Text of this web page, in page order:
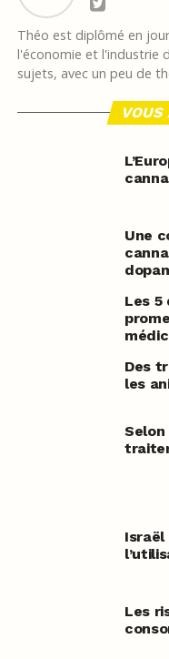
Théo est diplômé en
l'économie et l'industrie
sujets, avec un peu de
Une
Les 5
Des
les
Selon
Les